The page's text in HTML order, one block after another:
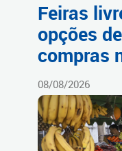
Feiras
opções
compras
08/08/2026